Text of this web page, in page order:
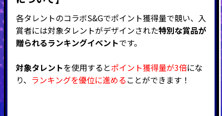
各タレントのコラボS&Gでポイント獲得量で競い、入
賞者には対象タレントがデザインされた特別な賞品が
贈られるランキングイベントです。
対象タレントを使用するとポイント獲得量が3倍にな
り、 ランキングを優位に進めることができます！